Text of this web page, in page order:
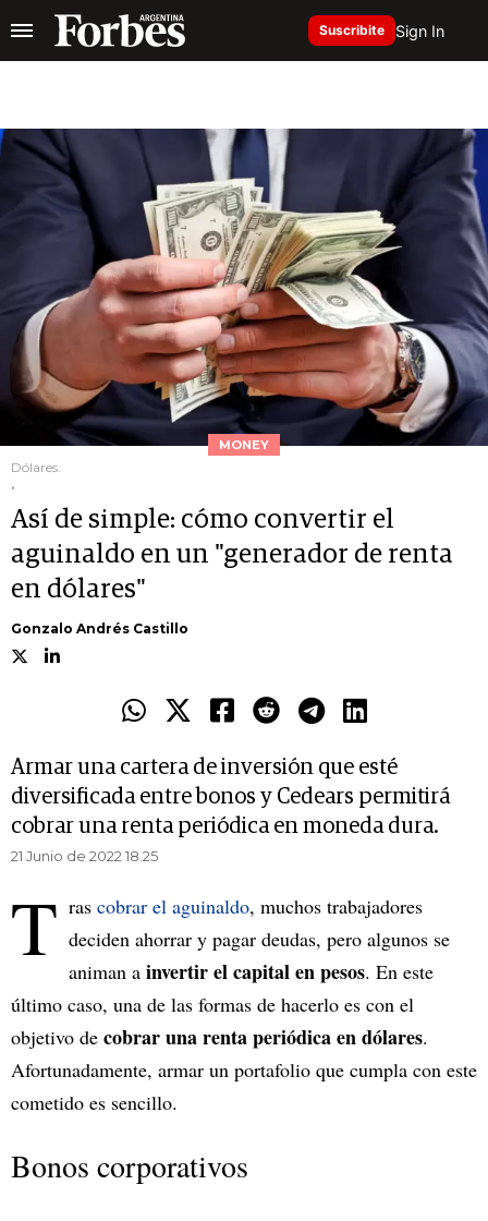
Suscribite Sign In
MONEY
Dólares.
.
Así de simple: cómo convertir el
aguinaldo en un "generador de renta
en dólares"
Gonzalo Andrés Castillo
Armar una cartera de inversión que esté
diversificada entre bonos y Cedears permitirá
cobrar una renta periódica en moneda dura.
21 Junio de 2022 18.25
T ras cobrar el aguinaldo, muchos trabajadores
deciden ahorrar y pagar deudas, pero algunos se
animan a invertir el capital en pesos. En este
último caso, una de las formas de hacerlo es con el
objetivo de cobrar una renta periódica en dólares.
Afortunadamente, armar un portafolio que cumpla con este
cometido es sencillo.
Bonos corporativos